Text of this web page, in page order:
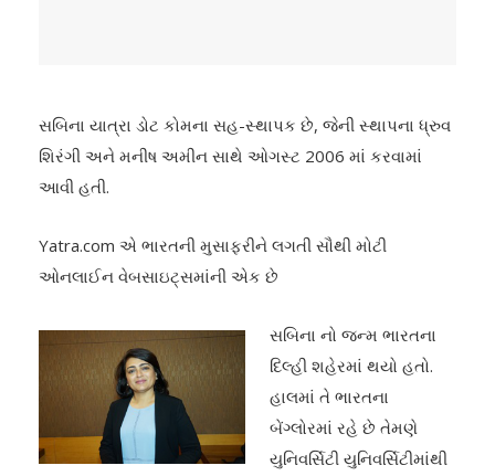
સબિના યાત્રા ડોટ કોમના સહ-સ્થાપક છે, જેની સ્થાપના ધ્રુવ
શિરંગી અને મનીષ અમીન સાથે ઓગસ્ટ 2006 માં કરવામાં
આવી હતી.
Yatra.com એ ભારતની મુસાફરીને લગતી સૌથી મોટી
ઓનલાઈન વેબસાઇટ્સમાંની એક છે
સબિના નો જન્મ ભારતના
દિલ્હી શહેરમાં થયો હતો.
હાલમાં તે ભારતના
બેંગ્લોરમાં રહે છે તેમણે
યુનિવર્સિટી યુનિવર્સિટીમાંથી